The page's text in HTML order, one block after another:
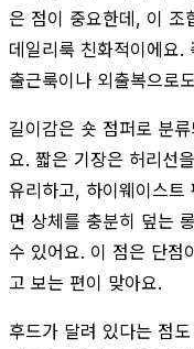
은 점이 중요한데, 이 조
데일리룩 친화적이에요.
출근룩이나 외출복으로
길이감은 숏 점퍼로 분
요. 짧은 기장은 허리선
유리하고, 하이웨이스트
면 상체를 충분히 덮는
수 있어요. 이 점은 단점
고 보는 편이 맞아요.
후드가 달려 있다는 점